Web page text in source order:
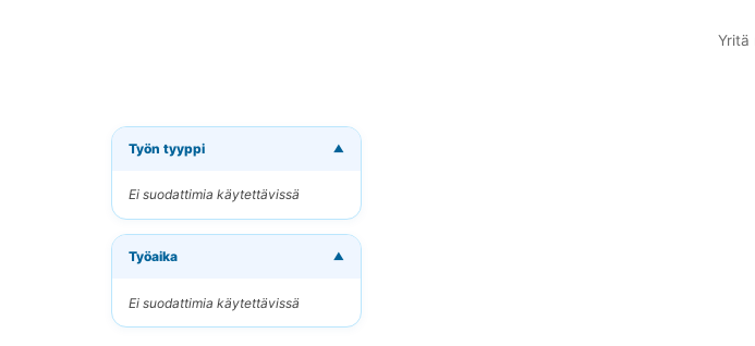
Yritä
Työn tyyppi ▼
Ei suodattimia käytettävissä
Työaika ▼
Ei suodattimia käytettävissä